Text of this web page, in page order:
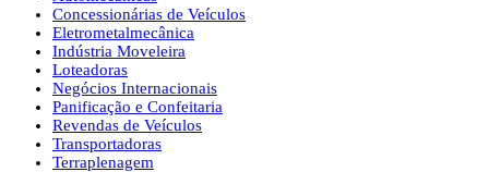
Concessionárias de Veículos
Eletrometalmecânica
Indústria Moveleira
Loteadoras
Negócios Internacionais
Panificação e Confeitaria
Revendas de Veículos
Transportadoras
Terraplenagem